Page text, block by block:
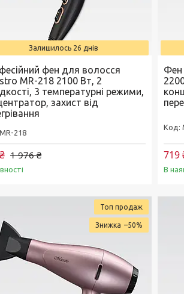
Залишилось 26 днів
фен для волосся
MR-218 2100 Вт, 2
3 температурні режими,
захист від
MR-218
1 976 ₴
Фен
719
В
Топ продаж
–50%